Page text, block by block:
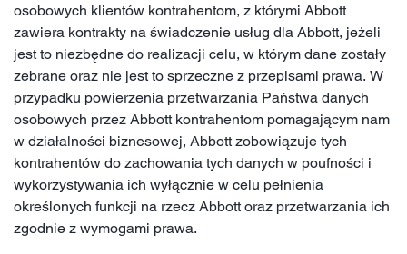
osobowych klientów kontrahentom, z którymi Abbott
zawiera kontrakty na świadczenie usług dla Abbott, jeżeli
jest to niezbędne do realizacji celu, w którym dane zostały
zebrane oraz nie jest to sprzeczne z przepisami prawa. W
przypadku powierzenia przetwarzania Państwa danych
osobowych przez Abbott kontrahentom pomagającym nam
w działalności biznesowej, Abbott zobowiązuje tych
kontrahentów do zachowania tych danych w poufności i
wykorzystywania ich wyłącznie w celu pełnienia
określonych funkcji na rzecz Abbott oraz przetwarzania ich
zgodnie z wymogami prawa.